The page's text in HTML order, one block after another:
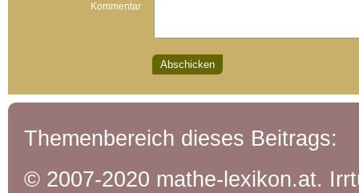
Kommentar
Themenbereich dieses Beitrags:
© 2007-2020 mathe-lexikon.at.